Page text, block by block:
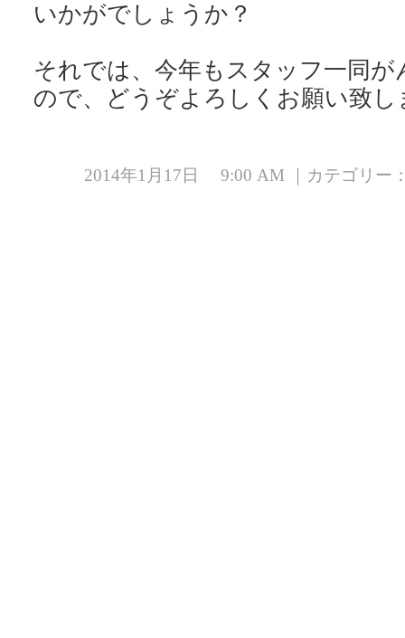
いかがでしょうか？
それでは、今年もスタッフ一同
2014年1月17日 9:00 AM ｜カテゴリー